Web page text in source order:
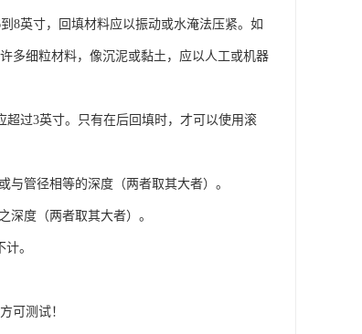
8英寸，回填材料应以振动或水淹法压紧。如
多细粒材料，像沉泥或黏土，应以人工或机器
过3英寸。只有在后回填时，才可以使用滚
与管径相等的深度（两者取其大者）。
深度（两者取其大者）。
。
可测试！